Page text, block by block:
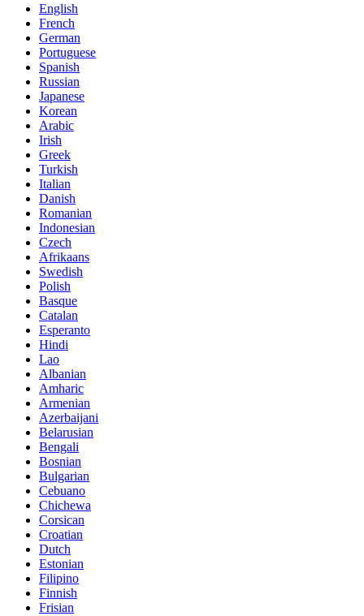
English
French
German
Portuguese
Spanish
Russian
Japanese
Korean
Arabic
Irish
Greek
Turkish
Italian
Danish
Romanian
Indonesian
Czech
Afrikaans
Swedish
Polish
Basque
Catalan
Esperanto
Hindi
Lao
Albanian
Amharic
Armenian
Azerbaijani
Belarusian
Bengali
Bosnian
Bulgarian
Cebuano
Chichewa
Corsican
Croatian
Dutch
Estonian
Filipino
Finnish
Frisian